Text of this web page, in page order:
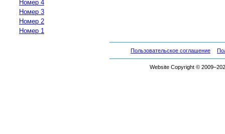
Номер 4
Номер 3
Номер 2
Номер 1
Пользовательское соглашение
Website Copyright ©